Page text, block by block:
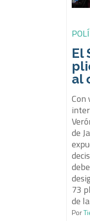
El
al
Con
de
73
de
Por